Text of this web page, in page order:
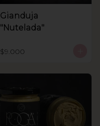
Gianduja
"Nutelada"
$9.000